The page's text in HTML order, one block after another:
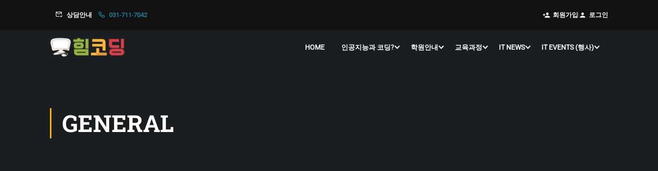
상담안내 031-711-7042 회원가입 로그인
HOME 인공지능과 코딩? 학원안내 교육과정 IT NEWS IT EVENTS (행사)
GENERAL